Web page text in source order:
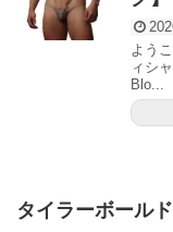
よう
ィシ
Blo...
タイラーボール